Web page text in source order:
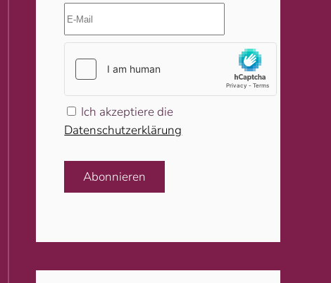
Ich akzeptiere die
Datenschutzerklärung
Abonnieren